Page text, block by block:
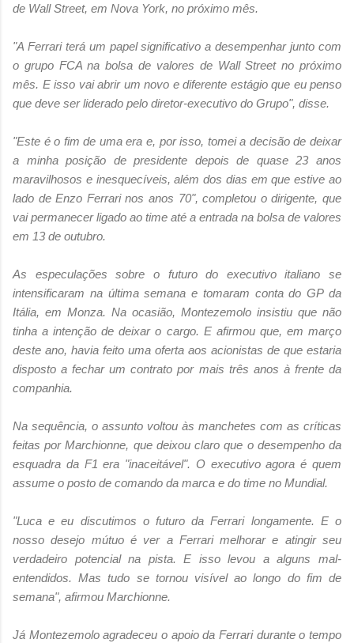
de Wall Street, em Nova York, no próximo mês.
"A Ferrari terá um papel significativo a desempenhar junto com
o grupo FCA na bolsa de valores de Wall Street no próximo
mês. E isso vai abrir um novo e diferente estágio que eu penso
que deve ser liderado pelo diretor-executivo do Grupo", disse.
"Este é o fim de uma era e, por isso, tomei a decisão de deixar
a minha posição de presidente depois de quase 23 anos
maravilhosos e inesquecíveis, além dos dias em que estive ao
lado de Enzo Ferrari nos anos 70", completou o dirigente, que
vai permanecer ligado ao time até a entrada na bolsa de valores
em 13 de outubro.
As especulações sobre o futuro do executivo italiano se
intensificaram na última semana e tomaram conta do GP da
Itália, em Monza. Na ocasião, Montezemolo insistiu que não
tinha a intenção de deixar o cargo. E afirmou que, em março
deste ano, havia feito uma oferta aos acionistas de que estaria
disposto a fechar um contrato por mais três anos à frente da
companhia.
Na sequência, o assunto voltou às manchetes com as críticas
feitas por Marchionne, que deixou claro que o desempenho da
esquadra da F1 era "inaceitável". O executivo agora é quem
assume o posto de comando da marca e do time no Mundial.
"Luca e eu discutimos o futuro da Ferrari longamente. E o
nosso desejo mútuo é ver a Ferrari melhorar e atingir seu
verdadeiro potencial na pista. E isso levou a alguns mal-
entendidos. Mas tudo se tornou visível ao longo do fim de
semana", afirmou Marchionne.
Já Montezemolo agradeceu o apoio da Ferrari durante o tempo